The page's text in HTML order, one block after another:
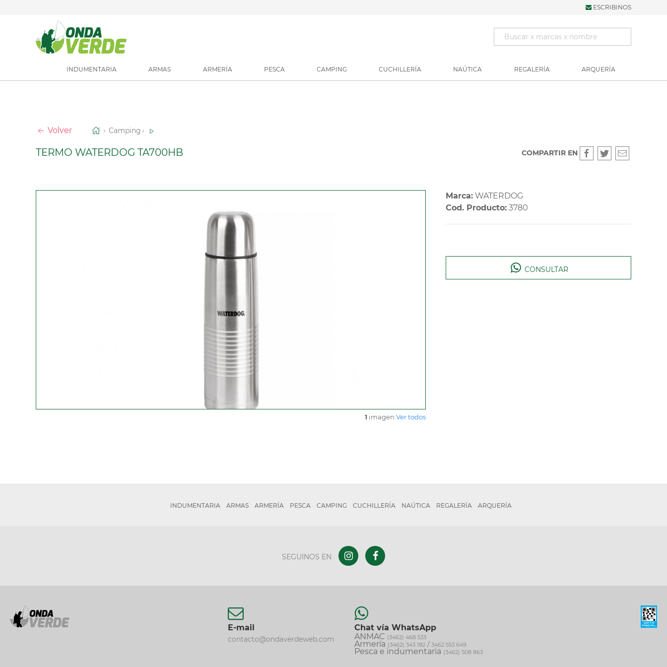
ESCRIBINOS
INDUMENTARIA ARMAS ARMERÍA PESCA CAMPING CUCHILLERÍA NAÚTICA REGALERÍA ARQUERÍA
Volver Camping
TERMO WATERDOG TA700HB COMPARTIR EN
1 imagenVer todos
Marca: WATERDOG
Cod. Producto: 3780
CONSULTAR
INDUMENTARIA ARMAS ARMERÍA PESCA CAMPING CUCHILLERÍA NAÚTICA REGALERÍA ARQUERÍA
SEGUINOS EN
E-mail
contacto@ondaverdeweb.com
Chat vía WhatsApp
ANMAC (3462) 468 533
Armería (3462) 343 182 / 3462 553 649
Pesca e indumentaria (3462) 508 863